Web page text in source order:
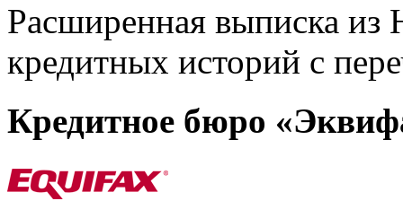
Расширенная выписка из
кредитных историй с
Кредитное бюро